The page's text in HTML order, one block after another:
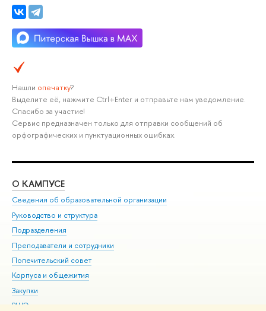
Нашли опечатку?
Выделите её, нажмите Ctrl+Enter и отправьте нам уведомление.
Спасибо за участие!
Сервис предназначен только для отправки сообщений об
орфографических и пунктуационных ошибках.
О КАМПУСЕ
Сведения об образовательной организации
Руководство и структура
Подразделения
Преподаватели и сотрудники
Попечительский совет
Корпуса и общежития
Закупки
ВШЭ для студентов с ограниченными возможностями